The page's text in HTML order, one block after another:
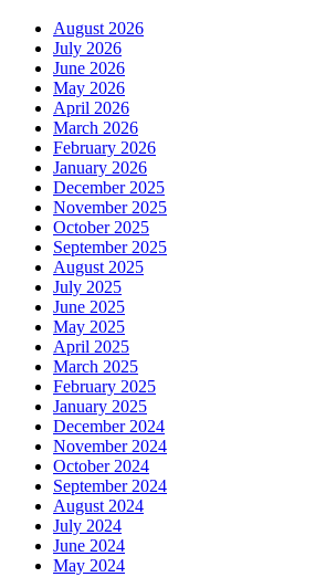
August 2026
July 2026
June 2026
May 2026
April 2026
March 2026
February 2026
January 2026
December 2025
November 2025
October 2025
September 2025
August 2025
July 2025
June 2025
May 2025
April 2025
March 2025
February 2025
January 2025
December 2024
November 2024
October 2024
September 2024
August 2024
July 2024
June 2024
May 2024